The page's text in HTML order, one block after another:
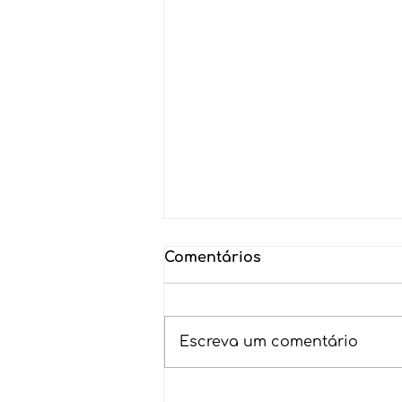
Comentários
Escreva um comentário